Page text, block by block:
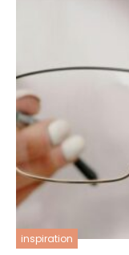
inspiration